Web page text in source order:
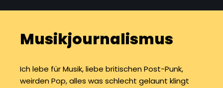
Musikjournalismus
Ich lebe für Musik, liebe britischen Post-Punk,
weirden Pop, alles was schlecht gelaunt klingt